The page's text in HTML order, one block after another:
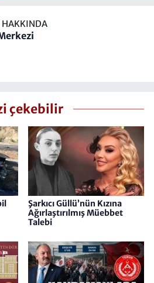
HAKKINDA
çekebilir
Şarkıcı Güllü’nün Kızına
Ağırlaştırılmış Müebbet
Talebi